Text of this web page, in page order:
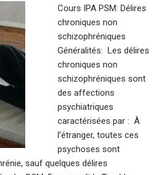
Cours IPA PSM: Délires
chroniques non
schizophréniques
Généralités: Les délires
chroniques non
schizophréniques sont
des affections
psychiatriques
caractérisées par : À
l’étranger, toutes ces
psychoses sont
sauf quelques délires